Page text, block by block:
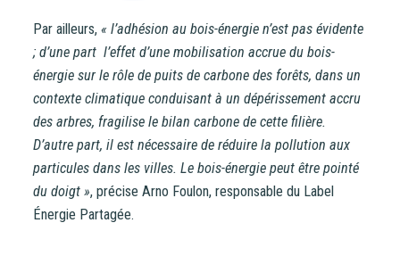
Par ailleurs, « l’adhésion au bois-énergie n’est pas évidente
; d’une part l’effet d’une mobilisation accrue du bois-
énergie sur le rôle de puits de carbone des forêts, dans un
contexte climatique conduisant à un dépérissement accru
des arbres, fragilise le bilan carbone de cette filière.
D’autre part, il est nécessaire de réduire la pollution aux
particules dans les villes. Le bois-énergie peut être pointé
du doigt », précise Arno Foulon, responsable du Label
Énergie Partagée.